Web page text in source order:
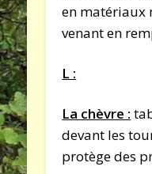
en matériaux
venant en
L :
La chèvre :
devant les
protège des